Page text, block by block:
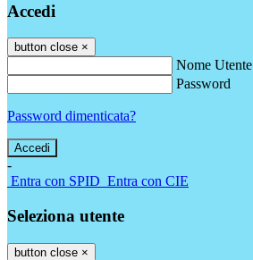
Accedi
button close ×
Nome Utente
Password
Password dimenticata?
-
Entra con SPID Entra con CIE
Seleziona utente
button close ×